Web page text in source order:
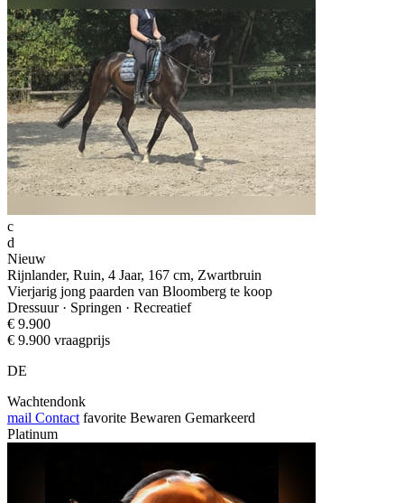
c
d
Nieuw
Rijnlander, Ruin, 4 Jaar, 167 cm, Zwartbruin
Vierjarig jong paarden van Bloomberg te koop
Dressuur · Springen · Recreatief
€ 9.900
€ 9.900 vraagprijs
DE
Wachtendonk
mail Contact favorite Bewaren Gemarkeerd
Platinum